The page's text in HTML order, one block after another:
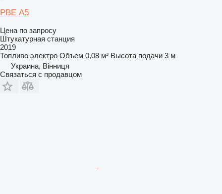
PBE А5
Цена по запросу
Штукатурная станция
2019
Топливо электро Объем 0,08 м³ Высота подачи 3 м
Украина, Вінниця
Связаться с продавцом